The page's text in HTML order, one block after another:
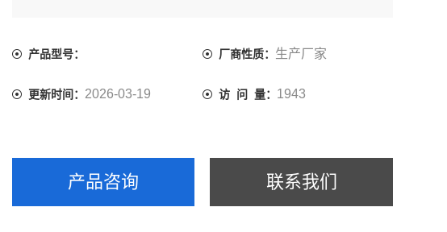
产品型号： 厂商性质： 生产厂家
更新时间： 2026-03-19 访 问 量： 1943
产品咨询 联系我们